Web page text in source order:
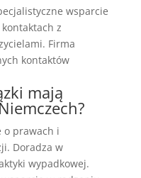
wsparcie
z
Firma
kontaktów
mają
o prawach i
Doradza w
wypadkowej.